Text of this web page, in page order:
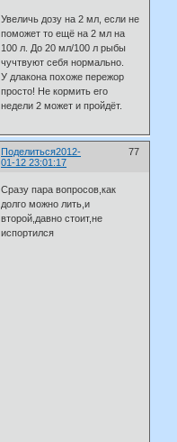
Увеличь дозу на 2 мл, если не
поможет то ещё на 2 мл на
100 л. До 20 мл/100 л рыбы
чучтвуют себя нормально.
У длакона похоже пережор
просто! Не кормить его
недели 2 может и пройдёт.
Поделиться 77
2012-
01-12 23:01:17
Сразу пара вопросов,как
долго можно лить,и
второй,давно стоит,не
испортился